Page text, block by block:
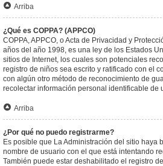
Arriba
¿Qué es COPPA? (APPCO)
COPPA, APPCO, o Acta de Privacidad y
años del año 1998, es una ley de los Estados
sitios de Internet, los cuales son potenciales
registro de niños sea escrito y ratificado con el
con algún otro método de reconocimiento de
recolectar información personal identificable de
Arriba
¿Por qué no puedo registrarme?
Es posible que La Administración del sitio haya
nombre de usuario con el que está intentando
También puede estar deshabilitado el registro